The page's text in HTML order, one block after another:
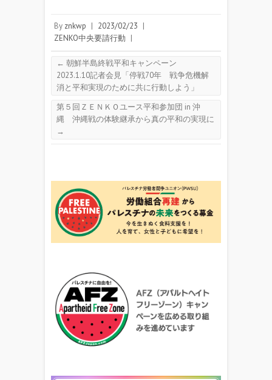
By znkwp | 2023/02/23 |
ZENKO中央要請行動 |
← 朝鮮半島終戦平和キャンペーン
2023.1.10記者会見「停戦70年 戦争危機解
消と平和実現のために共に行動しよう」
第５回ＺＥＮＫＯユース平和参加団 in 沖
縄 沖縄戦の体験継承から真の平和の実現に
→